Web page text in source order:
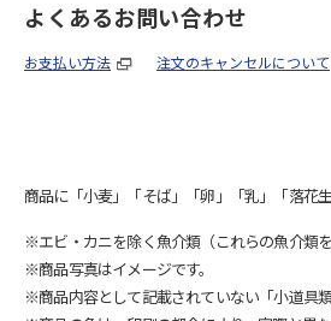
よくあるお問い合わせ
お支払い方法 注文のキャンセルについて
商品に「小麦」「そば」「卵」「乳」「落花
※エビ・カニを除く魚介類（これらの魚介類
※商品写真はイメージです。
※商品内容として記載されていない「小道具